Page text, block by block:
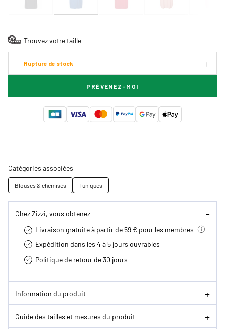
Trouvez votre taille
Rupture de stock
PRÉVENEZ-MOI
Catégories associées
Blouses & chemises Tuniques
Chez Zizzi, vous obtenez
Livraison gratuite à partir de 59 € pour les membres
Expédition dans les 4 à 5 jours ouvrables
Politique de retour de 30 jours
Information du produit
Guide des tailles et mesures du produit